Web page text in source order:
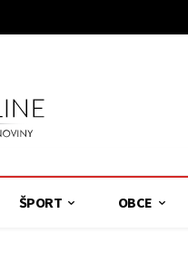
ŠPORT OBCE